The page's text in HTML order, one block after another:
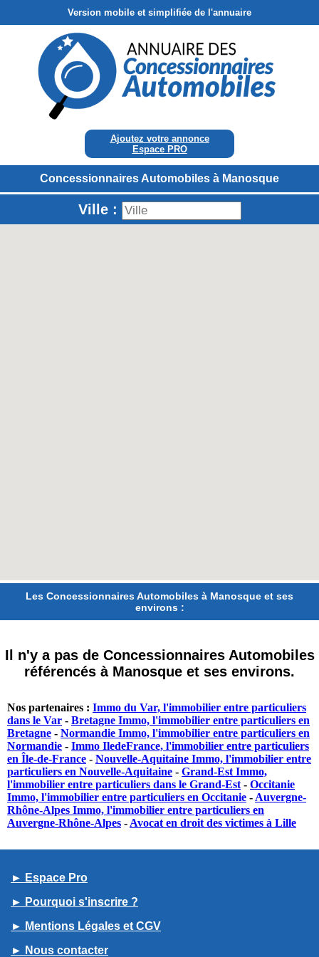
Version mobile et simplifiée de l'annuaire
Ajoutez votre annonce
Espace PRO
Concessionnaires Automobiles à Manosque
Ville :
Les Concessionnaires Automobiles à Manosque et ses
environs :
Il n'y a pas de Concessionnaires Automobiles
référencés à Manosque et ses environs.
Nos partenaires : Immo du Var, l'immobilier entre particuliers
dans le Var - Bretagne Immo, l'immobilier entre particuliers en
Bretagne - Normandie Immo, l'immobilier entre particuliers en
Normandie - Immo IledeFrance, l'immobilier entre particuliers
en Île-de-France - Nouvelle-Aquitaine Immo, l'immobilier entre
particuliers en Nouvelle-Aquitaine - Grand-Est Immo,
l'immobilier entre particuliers dans le Grand-Est - Occitanie
Immo, l'immobilier entre particuliers en Occitanie - Auvergne-
Rhône-Alpes Immo, l'immobilier entre particuliers en
Auvergne-Rhône-Alpes - Avocat en droit des victimes à Lille
► Espace Pro
► Pourquoi s'inscrire ?
► Mentions Légales et CGV
► Nous contacter